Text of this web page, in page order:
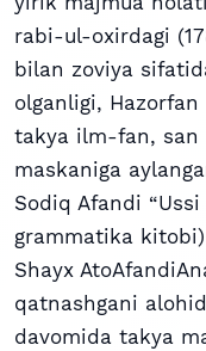
rabi-ul-oxirdagi
bilan zoviya
olganligi,
takya ilm-fan, san
maskaniga
Sodiq Afandi
grammatika
Shayx
qatnashgani
davomida takya